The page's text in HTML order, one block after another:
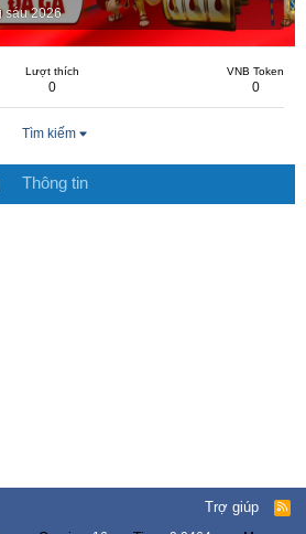
sáu 2026
Lượt thích
0
VNB Token
0
Tìm kiếm
Thông tin
Trợ giúp
R